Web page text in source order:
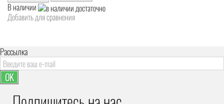
В наличии
Добавить для сравнения
Рассылка
OK